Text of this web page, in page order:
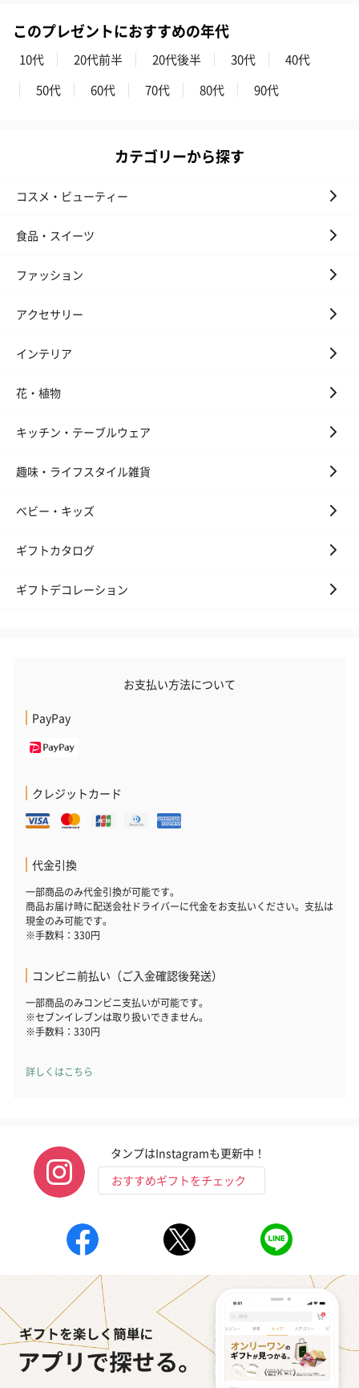
このプレゼントにおすすめの年代
10代 20代前半 20代後半 30代
40代
50代
60代 70代 80代 90代
カテゴリーから探す
コスメ・ビューティー
食品・スイーツ
ファッション
アクセサリー
インテリア
花・植物
キッチン・テーブルウェア
趣味・ライフスタイル雑貨
ベビー・キッズ
ギフトカタログ
ギフトデコレーション
お支払い方法について
PayPay
クレジットカード
代金引換
一部商品のみ代金引換が可能です。
商品お届け時に配送会社ドライバーに代金をお支払いください。支払は
現金のみ可能です。
※手数料：330円
コンビニ前払い（ご入金確認後発送）
一部商品のみコンビニ支払いが可能です。
※セブンイレブンは取り扱いできません。
※手数料：330円
詳しくはこちら
タンプはInstagramも更新中！
おすすめギフトをチェック